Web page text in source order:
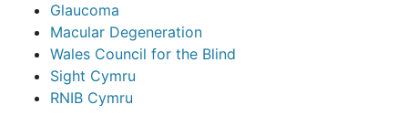
Glaucoma
Macular Degeneration
Wales Council for the Blind
Sight Cymru
RNIB Cymru